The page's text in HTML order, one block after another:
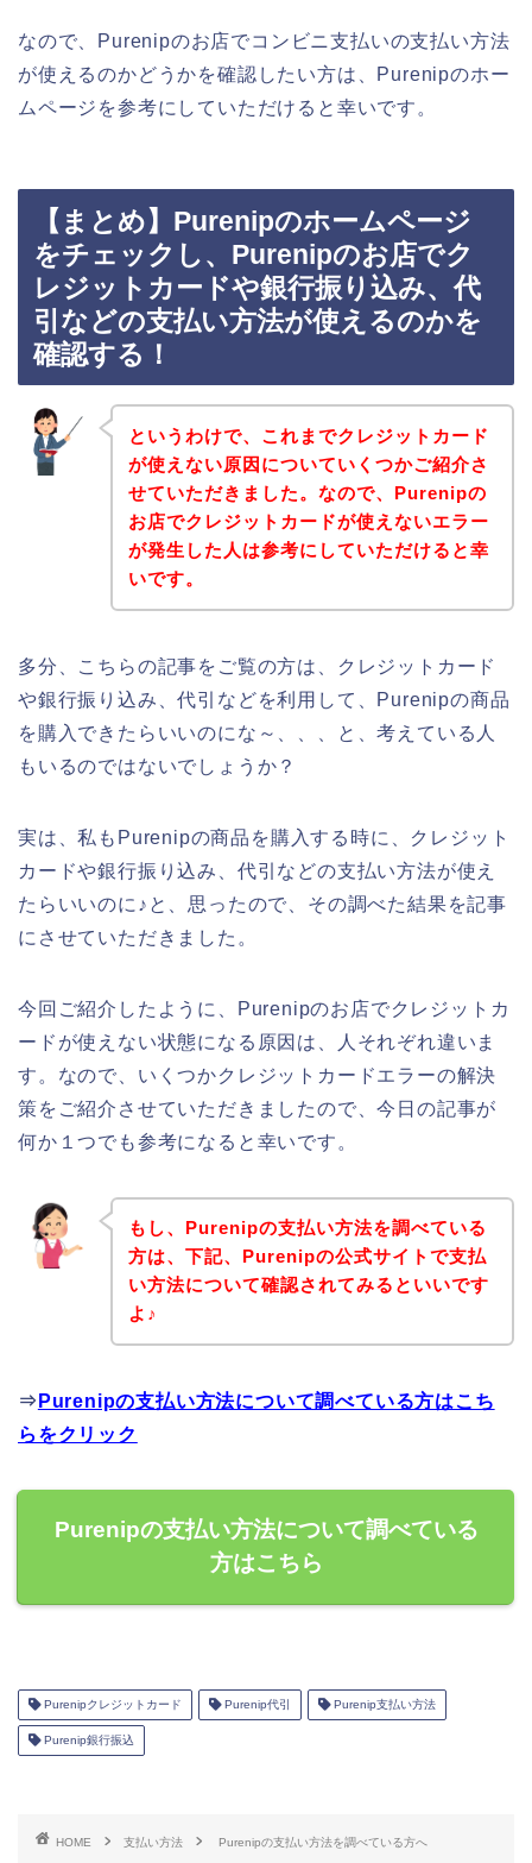
なので、Purenipのお店でコンビニ支払いの支払い方法
が使えるのかどうかを確認したい方は、Purenipのホー
ムページを参考にしていただけると幸いです。
【まとめ】Purenipのホームページ
をチェックし、Purenipのお店でク
レジットカードや銀行振り込み、代
引などの支払い方法が使えるのかを
確認する！
というわけで、これまでクレジットカード
が使えない原因についていくつかご紹介さ
せていただきました。なので、Purenipの
お店でクレジットカードが使えないエラー
が発生した人は参考にしていただけると幸
いです。
多分、こちらの記事をご覧の方は、クレジットカード
や銀行振り込み、代引などを利用して、Purenipの商品
を購入できたらいいのにな～、、、と、考えている人
もいるのではないでしょうか？
実は、私もPurenipの商品を購入する時に、クレジット
カードや銀行振り込み、代引などの支払い方法が使え
たらいいのに♪と、思ったので、その調べた結果を記事
にさせていただきました。
今回ご紹介したように、Purenipのお店でクレジットカ
ードが使えない状態になる原因は、人それぞれ違いま
す。なので、いくつかクレジットカードエラーの解決
策をご紹介させていただきましたので、今日の記事が
何か１つでも参考になると幸いです。
もし、Purenipの支払い方法を調べている
方は、下記、Purenipの公式サイトで支払
い方法について確認されてみるといいです
よ♪
⇒ Purenipの支払い方法について調べている方はこち
らをクリック
Purenipの支払い方法について調べている
方はこちら
Purenipクレジットカード Purenip代引 Purenip支払い方法
Purenip銀行振込
HOME 支払い方法 Purenipの支払い方法を調べている方へ